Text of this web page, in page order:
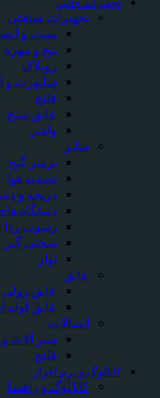
تجهیزات صنعتی
بست و اتصالات
پیچ و مهره
روپلاک
ساپورت و آویز
عایق سنج
واشر
پرشر گیج
تصفیه هوا
دریچه و دمپر هوا
دستگاه های
رسوب زدا
سختی گیر
عایق رولی
عایق لوله ای
اتصالات
شیر آلات و اتصالات
و نرم افزار
کاتالوگ و راهنما